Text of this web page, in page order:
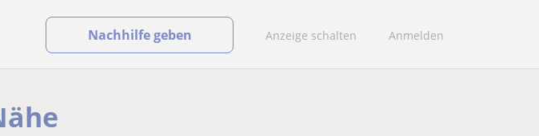
Anzeige schalten Anmelden
Nachhilfe geben